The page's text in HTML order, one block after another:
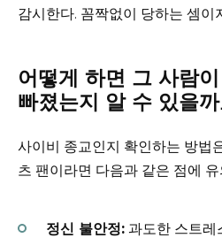
감시한다. 꼼짝없이 당하는 셈이
어떻게 하면 그 사람
빠졌는지 알 수 있을
사이비 종교인지 확인하는 방법
츠 팬이라면 다음과 같은 점에
정신 불안정: 과도한 스트레